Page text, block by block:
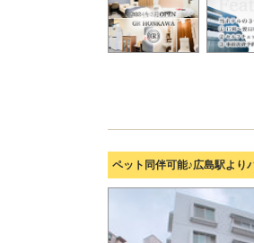
ペット同伴可能♪広島駅より